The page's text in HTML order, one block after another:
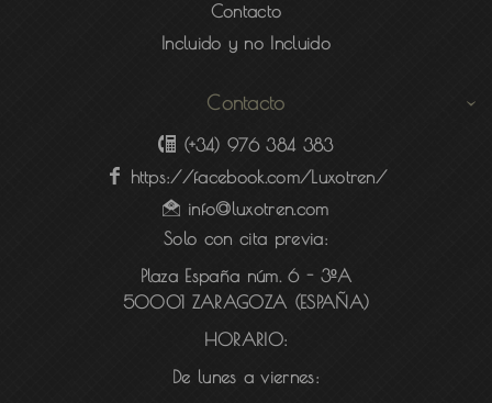
Contacto
Incluido y no Incluido
Contacto
(+34) 976 384 383
https://facebook.com/Luxotren/
info@luxotren.com
Solo con cita previa:
Plaza España núm. 6 - 3ºA
50001 ZARAGOZA (ESPAÑA)
HORARIO:
De lunes a viernes: